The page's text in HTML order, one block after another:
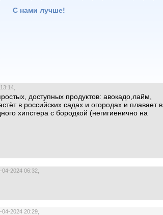
С нами лучше!
доступных продуктов: авокадо,лайм,
в российских садах и огородах и плавает в
хипстера с бородкой (негигиенично на
2024 06:32,
2024 20:29,